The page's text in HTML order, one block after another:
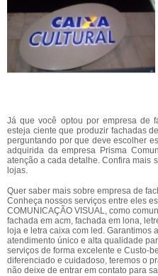
Já que você optou por empresa de
esteja ciente que produzir fachadas
perguntando por que deve escolher
adquirida da empresa Prisma
atenção a cada detalhe. Confira mais
lojas.
Quer saber mais sobre empresa de
Conheça nossos serviços entre eles
COMUNICAÇÃO VISUAL, como
fachada em acm, fachada em lona,
loja e letra caixa com led. Garantimos
atendimento único e alta qualidade
serviços de forma excelente e Custo-
diferenciado e cuidadoso, teremos o
não deixe de entrar em contato para